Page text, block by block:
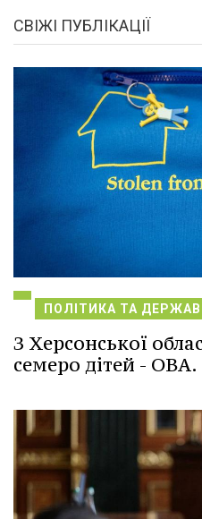
СВІЖІ ПУБЛІКАЦІЇ
ПОЛІТИКА ТА
З Херсонської
семеро дітей - ОВА.